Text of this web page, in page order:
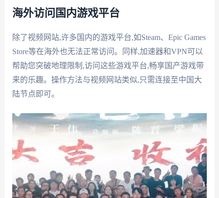
海外访问国内游戏平台
除了视频网站,许多国内的游戏平台,如Steam、Epic Games
Store等在海外也无法正常访问。同样,加速器和VPN可以
帮助您突破地理限制,访问这些游戏平台,畅享国产游戏带
来的乐趣。操作方法与视频网站类似,只需连接至中国大
陆节点即可。